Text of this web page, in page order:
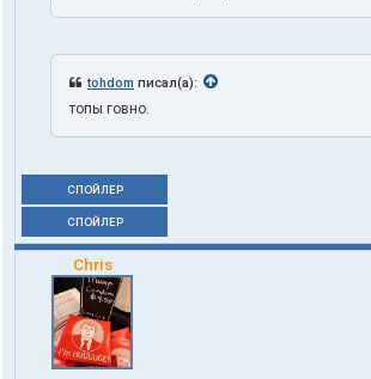
tohdom писал(а):
топы говно.
СПОЙЛЕР
СПОЙЛЕР
Chris